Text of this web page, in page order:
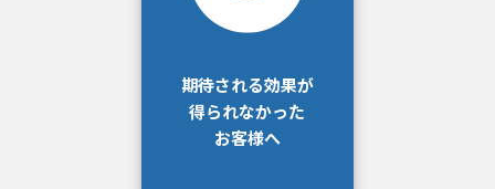
期待される効果が
得られなかった
お客様へ